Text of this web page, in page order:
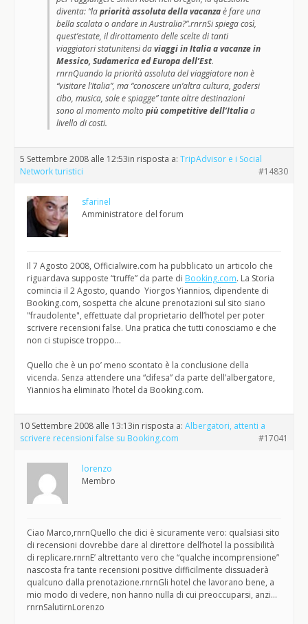
diventa: “lapriorità assoluta della vacanzaè fare una
bella scalata o andare in Australia?”.rnrnSi spiega così,
quest’estate, il dirottamento delle scelte di tanti
viaggiatori statunitensi daviaggi in Italia a vacanze in
Messico, Sudamerica ed Europa dell’Est.
rnrnQuando la priorità assoluta del viaggiatore non è
“visitare l’Italia”, ma “conoscere un’altra cultura, godersi
cibo, musica, sole e spiagge” tante altre destinazioni
sono al momento moltopiù competitive dell’Italiaa
livello di costi.
5 Settembre 2008 alle 12:53in risposta a: TripAdvisor e i Social
Network turistici
#14830
sfarinel
Amministratore del forum
Il 7 Agosto 2008, Officialwire.com ha pubblicato un articolo che
riguardava supposte “truffe” da parte di Booking.com. La Storia
comincia il 2 Agosto, quando Yiorgos Yiannios, dipendente di
Booking.com, sospetta che alcune prenotazioni sul sito siano
"fraudolente", effettuate dal proprietario dell’hotel per poter
scrivere recensioni false. Una pratica che tutti conosciamo e che
non ci stupisce troppo…
Quello che è un po’ meno scontato è la conclusione della
vicenda. Senza attendere una “difesa” da parte dell’albergatore,
Yiannios ha eliminato l’hotel da Booking.com.
10 Settembre 2008 alle 13:13in risposta a: Albergatori, attenti a
scrivere recensioni false su Booking.com
#17041
lorenzo
Membro
Ciao Marco,rnrnQuello che dici è sicuramente vero: qualsiasi sito
di recensioni dovrebbe dare al direttore dell’hotel la possibilità
di replicare.rnrnE’ altrettanto vero che “qualche incomprensione”
nascosta fra tante recensioni positive difficilmente dissuaderà
qualcuno dalla prenotazione.rnrnGli hotel che lavorano bene, a
mio modo di vedere, non hanno nulla di cui preoccuparsi, anzi…
rnrnSalutirnLorenzo